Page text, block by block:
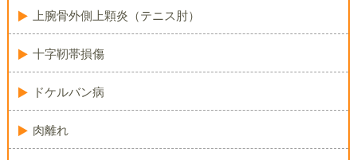
上腕骨外側上顆炎（テニス肘）
十字靭帯損傷
ドケルバン病
肉離れ